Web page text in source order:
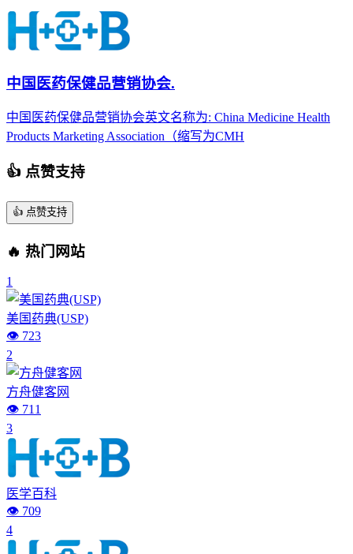
中国医药保健品营销协会.
中国医药保健品营销协会英文名称为: China Medicine Health
Products Marketing Association（缩写为CMH
👍 点赞支持
👍 点赞支持
🔥 热门网站
1
美国药典(USP)
👁️ 723
2
方舟健客网
👁️ 711
3
医学百科
👁️ 709
4